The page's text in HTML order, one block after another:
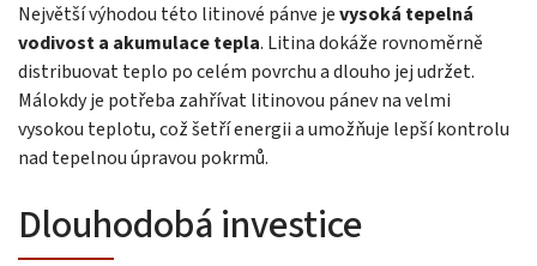
Největší výhodou této litinové pánve jevysoká tepelná
vodivost a akumulace tepla. Litina dokáže rovnoměrně
distribuovat teplo po celém povrchu a dlouho jej udržet.
Málokdy je potřeba zahřívat litinovou pánev na velmi
vysokou teplotu, což šetří energii a umožňuje lepší kontrolu
nad tepelnou úpravou pokrmů.
Dlouhodobá investice